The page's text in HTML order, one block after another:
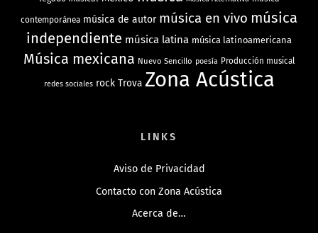
contemporánea música de autor música en vivo música
independiente música latina música latinoamericana
Música mexicana Nuevo Sencillo poesía Producción musical
redes sociales rock Trova Zona Acústica
LINKS
Aviso de Privacidad
Contacto con Zona Acústica
Acerca de…